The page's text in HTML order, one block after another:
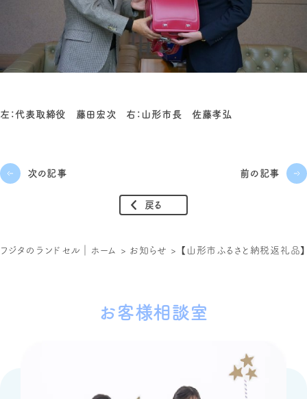
左：代表取締役 藤田宏次 右：山形市長 佐藤孝弘
次の記事 前の記事
戻る
フジタのランドセル｜ホーム > お知らせ > 【山形市ふるさと納税返礼品
お客様相談室